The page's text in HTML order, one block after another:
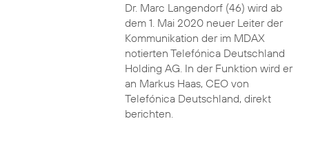
Dr. Marc Langendorf (46) wird ab
dem 1. Mai 2020 neuer Leiter der
Kommunikation der im MDAX
notierten Telefónica Deutschland
Holding AG. In der Funktion wird er
an Markus Haas, CEO von
Telefónica Deutschland, direkt
berichten.